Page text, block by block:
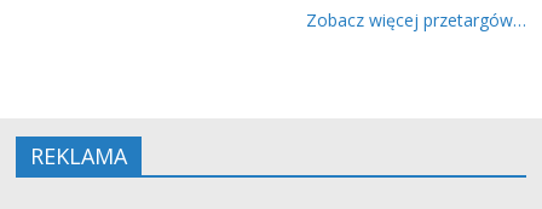
Zobacz więcej przetargów…
REKLAMA